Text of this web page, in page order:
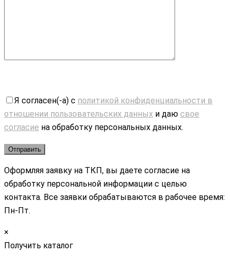
Я согласен(-а) с политикой конфиденциальности в
отношении пользовательских данных и даю свое
согласие на обработку персональных данных.
Оформляя заявку на ТКП, вы даете согласие на
обработку персональной информации с целью
контакта. Все заявки обрабатываются в рабочее время:
Пн-Пт.
×
Получить каталог